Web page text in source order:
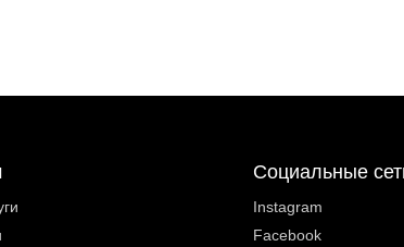
Социальные
Instagram
Facebook